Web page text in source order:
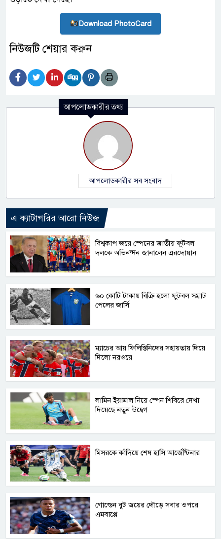
Download PhotoCard
নিউজটি শেয়ার করুন
আপলোডকারীর তথ্য
আপলোডকারীর সব সংবাদ
এ ক্যাটাগরির আরো নিউজ
বিশ্বকাপ জয়ে স্পেনের জাতীয় ফুটবল
দলকে অভিনন্দন জানালেন এরদোয়ান
৬০ কোটি টাকায় বিক্রি হলো ফুটবল সম্রাট
পেলের জার্সি
ম্যাচের আয় ফিলিস্তিনিদের সহায়তায় দিয়ে
দিলো নরওয়ে
লামিন ইয়ামাল নিয়ে স্পেন শিবিরে দেখা
দিয়েছে নতুন উদ্বেগ
মিসরকে কাঁদিয়ে শেষ হাসি আর্জেন্টিনার
গোল্ডেন বুট জয়ের দৌড়ে সবার ওপরে
এমবাপ্পে